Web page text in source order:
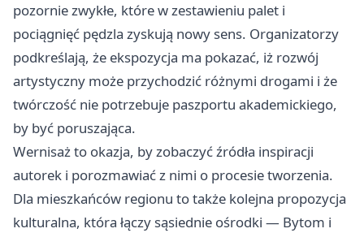
pozornie zwykłe, które w zestawieniu palet i
pociągnięć pędzla zyskują nowy sens. Organizatorzy
podkreślają, że ekspozycja ma pokazać, iż rozwój
artystyczny może przychodzić różnymi drogami i że
twórczość nie potrzebuje paszportu akademickiego,
by być poruszająca.
Wernisaż to okazja, by zobaczyć źródła inspiracji
autorek i porozmawiać z nimi o procesie tworzenia.
Dla mieszkańców regionu to także kolejna propozycja
kulturalna, która łączy sąsiednie ośrodki — Bytom i